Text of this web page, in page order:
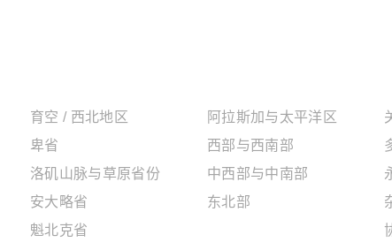
育空 / 西北地区
卑省
洛矶山脉与草原省份
安大略省
魁北克省
阿拉斯加与太平洋区
西部与西南部
中西部与中南部
东北部